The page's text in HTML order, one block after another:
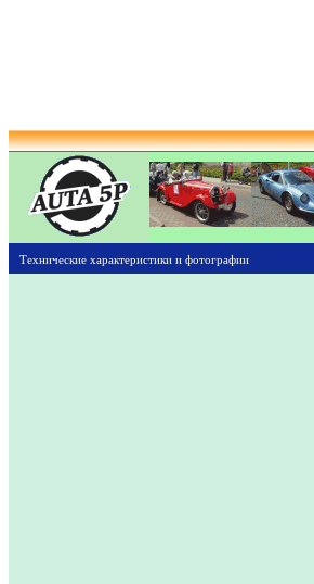
Технические характеристики и фотографии